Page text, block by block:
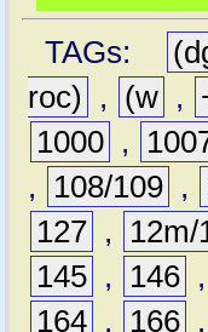
TAGs:
roc)
, (w ,
1000 ,
,
108/109 ,
127 , 12m/
145 , 146 ,
164 , 166 ,